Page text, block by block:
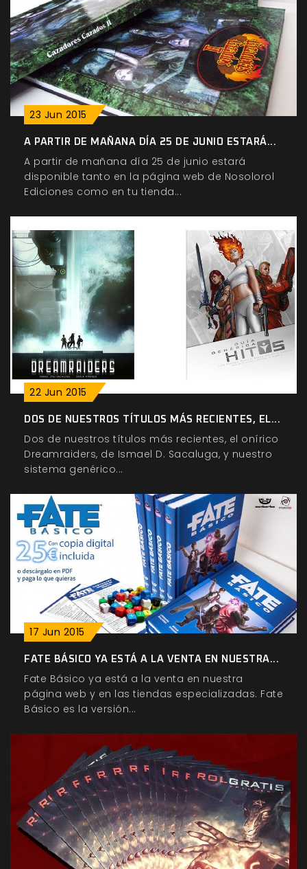
23 Jun 2015
A PARTIR DE MAÑANA DÍA 25 DE JUNIO ESTARÁ...
A partir de mañana día 25 de junio estará
disponible tanto en la página web de Nosolorol
Ediciones como en tu tienda...
22 Jun 2015
DOS DE NUESTROS TÍTULOS MÁS RECIENTES, EL...
Dos de nuestros títulos más recientes, el onírico
Dreamraiders, de Ismael D. Sacaluga, y nuestro
sistema genérico...
17 Jun 2015
FATE BÁSICO YA ESTÁ A LA VENTA EN NUESTRA...
Fate Básico ya está a la venta en nuestra
página web y en las tiendas especializadas. Fate
Básico es la versión...